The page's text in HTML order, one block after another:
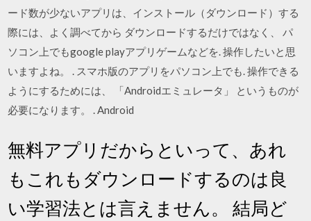
ード数が少ないアプリは、インストール（ダウンロード）する
際には、よく調べてから ダウンロードするだけではなく、 パ
ソコン上でもgoogle playアプリゲームなどを. 操作したいと思
いますよね。 . スマホ版のアプリをパソコン上でも. 操作できる
ようにするためには、 「Androidエミュレータ」 というものが
必要になります。 . Android
無料アプリだからといって、あれ
もこれもダウンロードするのは良
い学習法とは言えません。 結局ど